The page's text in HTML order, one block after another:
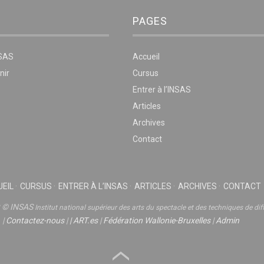
PAGES
Accueil
Cursus
Entrer à l’INSAS
Articles
Archives
Contact
CURSUS ENTRER À L’INSAS ARTICLES ARCHIVES CONTACT
© INSASInstitut national supérieur des arts du spectacle et des techniques de
|Contactez-nous||ART.es|Fédération Wallonie-Bruxelles|Admin